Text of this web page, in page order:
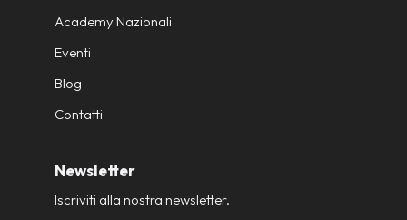
Academy Nazionali
Eventi
Blog
Contatti
Newsletter
Iscriviti alla nostra newsletter.